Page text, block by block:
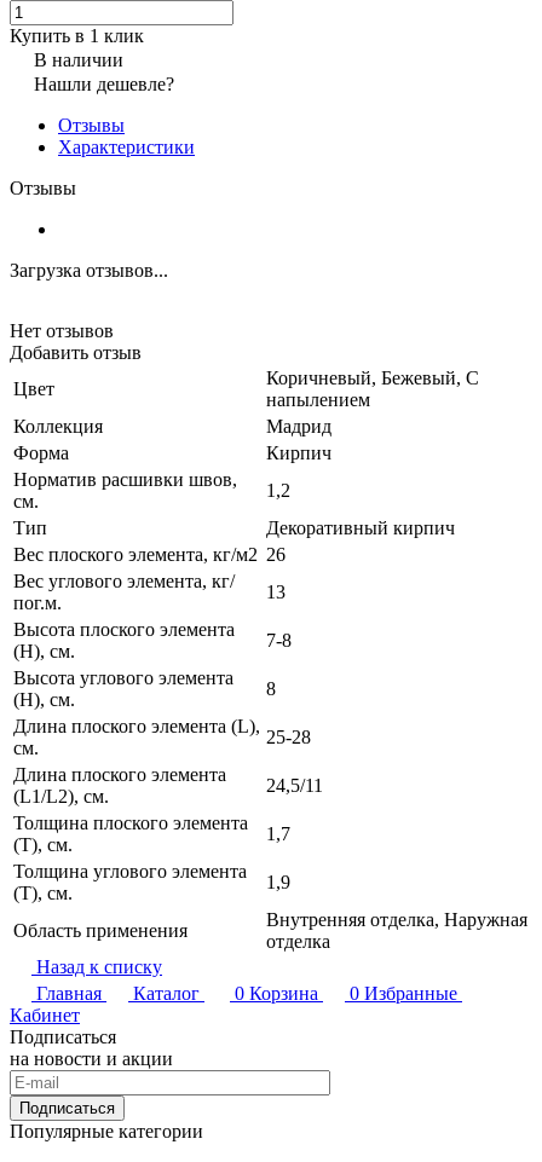
Купить в 1 клик
В наличии
Нашли дешевле?
Отзывы
Характеристики
Отзывы
Загрузка отзывов...
Нет отзывов
Добавить отзыв
Цвет
Коричневый, Бежевый, С
напылением
Коллекция
Мадрид
Форма
Кирпич
Норматив расшивки швов,
см.
1,2
Тип
Декоративный кирпич
Вес плоского элемента, кг/м2 26
Вес углового элемента, кг/
пог.м.
13
Высота плоского элемента
(H), см.
7-8
Высота углового элемента
(H), см.
8
Длина плоского элемента (L),
см.
25-28
Длина плоского элемента
(L1/L2), см.
24,5/11
Толщина плоского элемента
(T), см.
1,7
Толщина углового элемента
(T), см.
1,9
Область применения
Внутренняя отделка, Наружная
отделка
Назад к списку
Главная
Каталог 0 Корзина 0 Избранные
Кабинет
Подписаться
на новости и акции
Подписаться
Популярные категории